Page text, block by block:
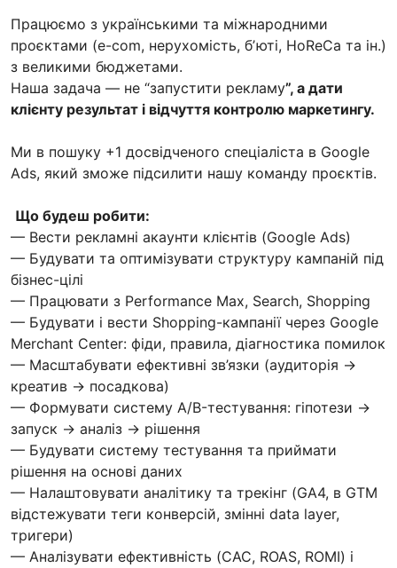
Працюємо з українськими та міжнародними
проєктами (e-com, нерухомість, бʼюті, HoReCa та ін.)
з великими бюджетами.
Наша задача — не “запустити рекламу”, а дати
клієнту результат і відчуття контролю маркетингу.
Ми в пошуку +1 досвідченого спеціаліста в Google
Ads, який зможе підсилити нашу команду проєктів.
Що будеш робити:
— Вести рекламні акаунти клієнтів (Google Ads)
— Будувати та оптимізувати структуру кампаній під
бізнес-цілі
— Працювати з Performance Max, Search, Shopping
— Будувати і вести Shopping-кампанії через Google
Merchant Center: фіди, правила, діагностика помилок
— Масштабувати ефективні зв’язки (аудиторія →
креатив → посадкова)
— Формувати систему A/B-тестування: гіпотези →
запуск → аналіз → рішення
— Будувати систему тестування та приймати
рішення на основі даних
— Налаштовувати аналітику та трекінг (GA4, в GTM
відстежувати теги конверсій, змінні data layer,
тригери)
— Аналізувати ефективність (CAC, ROAS, ROMI) і